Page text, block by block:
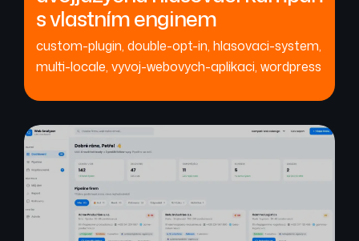
s vlastním enginem
custom-plugin, double-opt-in, hlasovaci-system,
multi-locale, vyvoj-webovych-aplikaci, wordpress